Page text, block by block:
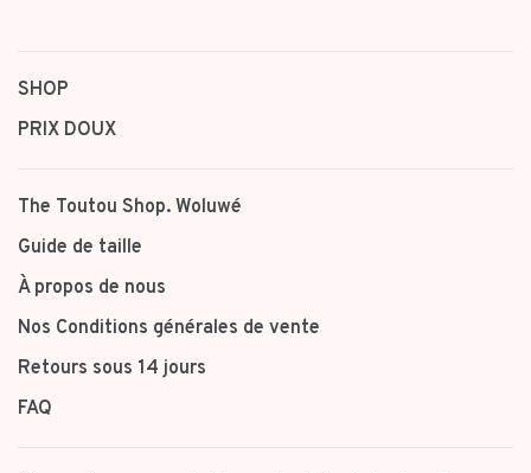
SHOP
PRIX DOUX
The Toutou Shop. Woluwé
Guide de taille
À propos de nous
Nos Conditions générales de vente
Retours sous 14 jours
FAQ